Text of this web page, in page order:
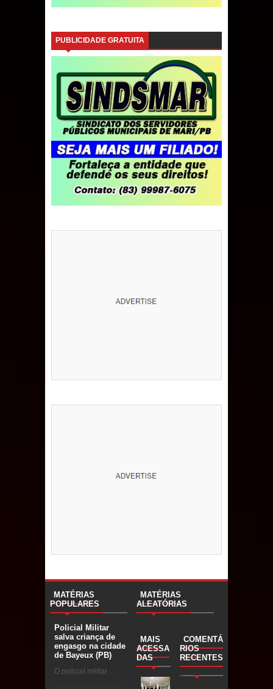
PUBLICIDADE GRATUITA
MATÉRIAS
POPULARES
Policial Militar
salva criança de
engasgo na cidade
de Bayeux (PB)
O policial militar ...
MATÉRIAS
ALEATÓRIAS
MAIS
ACESSA
DAS
COMENTÁ
RIOS
RECENTES